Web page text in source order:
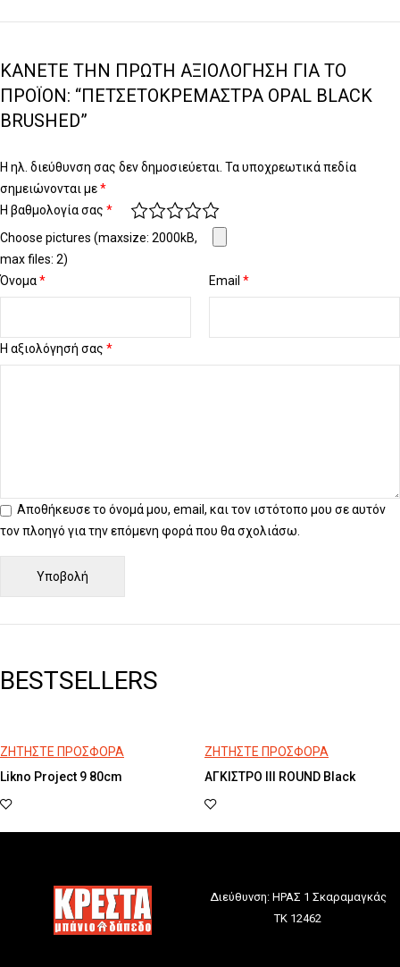
ΚΆΝΕΤΕ ΤΗΝ ΠΡΏΤΗ ΑΞΙΟΛΌΓΗΣΗ ΓΙΑ ΤΟ
ΠΡΟΪΌΝ: “ΠΕΤΣΕΤΟΚΡΕΜΆΣΤΡΑ OPAL BLACK
BRUSHED”
Η ηλ. διεύθυνση σας δεν δημοσιεύεται. Τα υποχρεωτικά πεδία
σημειώνονται με*
Η βαθμολογία σας *
Η αξιολόγησή σας *
Choose pictures (maxsize: 2000kB,
max files: 2)
Όνομα* Email *
Αποθήκευσε το όνομά μου, email, και τον ιστότοπο μου σε αυτόν
τον πλοηγό για την επόμενη φορά που θα σχολιάσω.
BESTSELLERS
ΖΗΤΗΣΤΕ ΠΡΟΣΦΟΡΑ
Likno Project 9 80cm
ΖΗΤΗΣΤΕ ΠΡΟΣΦΟΡΑ
ΑΓΚΙΣΤΡΟ III ROUND Black
Διεύθυνση: ΗΡΑΣ 1 Σκαραμαγκάς
ΤΚ 12462